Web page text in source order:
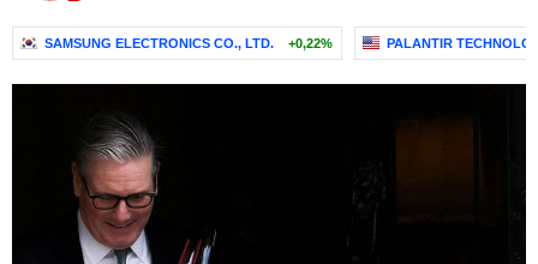
SAMSUNG ELECTRONICS CO., LTD. +0,22% PALANTIR